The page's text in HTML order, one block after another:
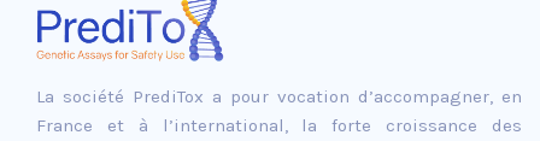
La société PrediTox a pour vocation d’accompagner, en
France et à l’international, la forte croissance des